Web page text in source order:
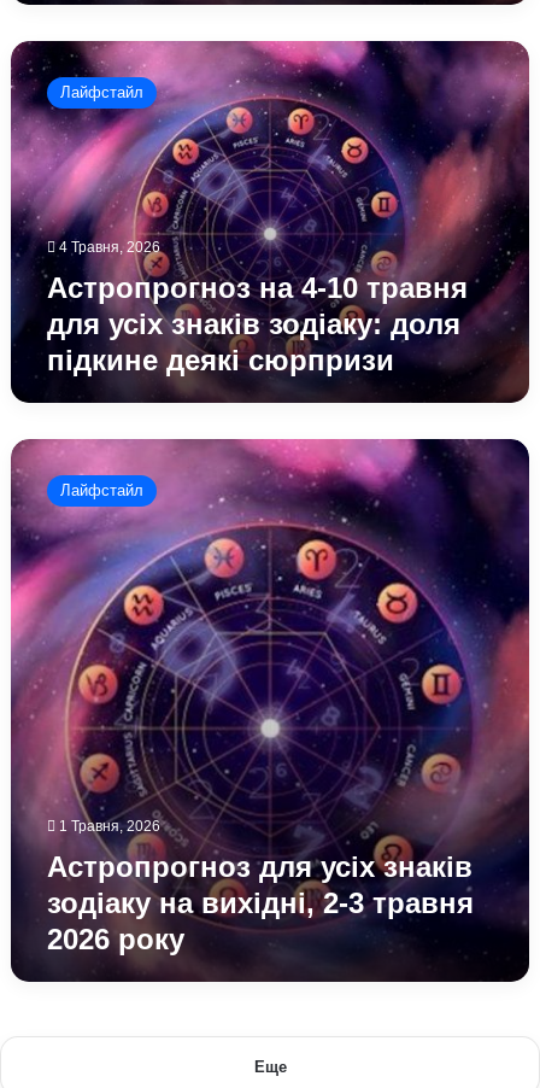
Астропрогноз
на
4-
10
травня
для
усіх
знаків
зодіаку:
доля
деякі
сюрпризи
Лайфстайл
4 Травня, 2026
Астропрогноз на 4-10 травня
для усіх знаків зодіаку: доля
підкине деякі сюрпризи
Астропрогноз
для
усіх
знаків
зодіаку
на
вихідні,
2-
3
травня
Лайфстайл
1 Травня, 2026
Астропрогноз для усіх знаків
зодіаку на вихідні, 2-3 травня
2026 року
Еще